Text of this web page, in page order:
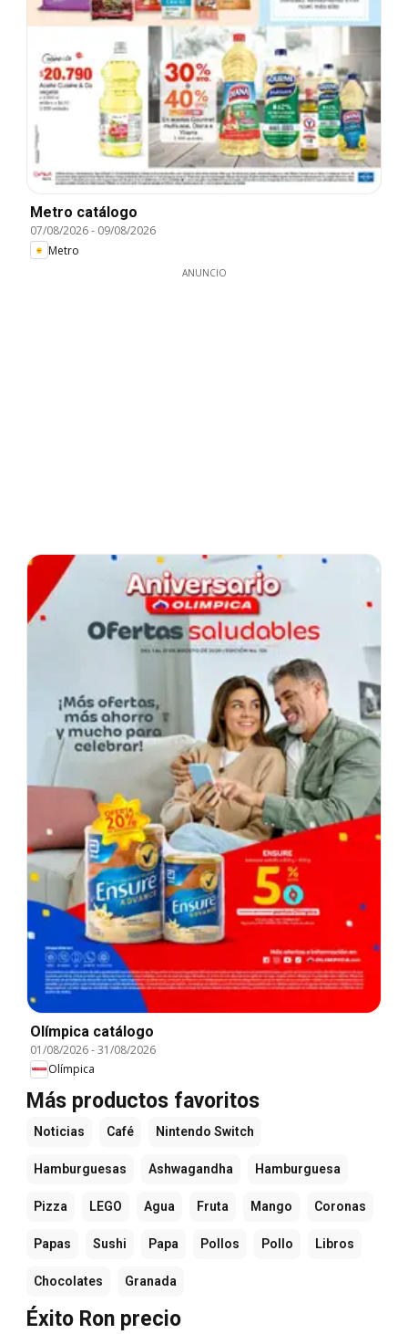
Metro catálogo
07/08/2026- 09/08/2026
Metro
ANUNCIO
Olímpica catálogo
01/08/2026-31/08/2026
Olímpica
Más productos favoritos
Noticias Café Nintendo Switch
Hamburguesas Ashwagandha Hamburguesa
Pizza LEGO Agua Fruta Mango Coronas
Papas Sushi Papa Pollos Pollo Libros
Chocolates Granada
Éxito Ron precio